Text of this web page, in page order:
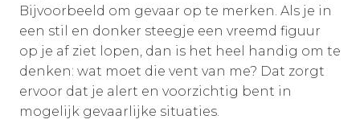
Bijvoorbeeld om gevaar op te merken. Als je in
een stil en donker steegje een vreemd figuur
op je af ziet lopen, dan is het heel handig om te
denken: wat moet die vent van me? Dat zorgt
ervoor dat je alert en voorzichtig bent in
mogelijk gevaarlijke situaties.